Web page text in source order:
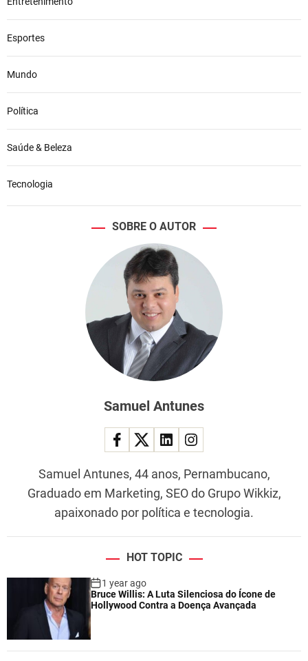
Esportes
Mundo
Política
Saúde & Beleza
Tecnologia
SOBRE O AUTOR
Samuel Antunes
Samuel Antunes, 44 anos, Pernambucano,
Graduado em Marketing, SEO do Grupo Wikkiz,
apaixonado por política e tecnologia.
HOT TOPIC
1 year ago
Bruce Willis: A Luta Silenciosa do Ícone de
Hollywood Contra a Doença Avançada